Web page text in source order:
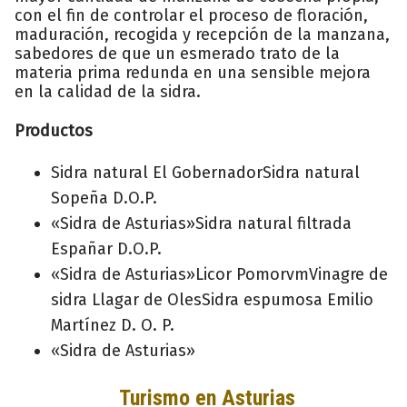
con el fin de controlar el proceso de floración,
maduración, recogida y recepción de la manzana,
sabedores de que un esmerado trato de la
materia prima redunda en una sensible mejora
en la calidad de la sidra.
Productos
Sidra natural El GobernadorSidra natural
Sopeña D.O.P.
«Sidra de Asturias»Sidra natural filtrada
Españar D.O.P.
«Sidra de Asturias»Licor PomorvmVinagre de
sidra Llagar de OlesSidra espumosa Emilio
Martínez D. O. P.
«Sidra de Asturias»